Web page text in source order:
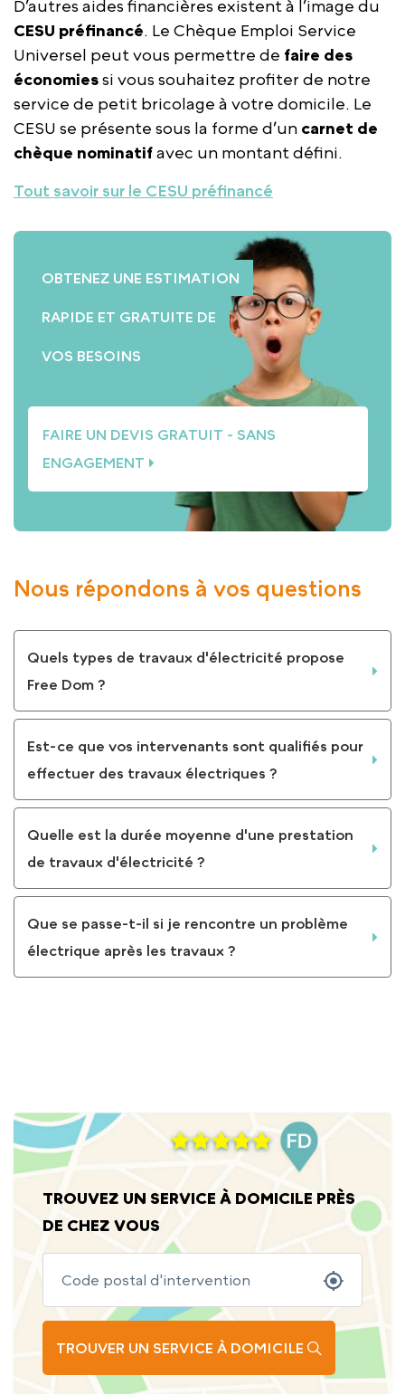
D’autres aides financières existent à l’image du
CESU préfinancé. Le Chèque Emploi Service
Universel peut vous permettre de faire des
économiessi vous souhaitez profiter de notre
service de petit bricolage à votre domicile. Le
CESU se présente sous la forme d’un carnet de
chèque nominatifavec un montant défini.
Tout savoir sur le CESU préfinancé
OBTENEZ UNE ESTIMATION
RAPIDE ET GRATUITE DE
VOS BESOINS
FAIRE UN DEVIS GRATUIT - SANS
ENGAGEMENT
Nous répondons à vos questions
Quels types de travaux d'électricité propose
Free Dom ?
Est-ce que vos intervenants sont qualifiés pour
effectuer des travaux électriques ?
Quelle est la durée moyenne d'une prestation
de travaux d'électricité ?
Que se passe-t-il si je rencontre un problème
électrique après les travaux ?
TROUVEZ UN SERVICE À DOMICILE PRÈS
DE CHEZ VOUS
TROUVER UN SERVICE À DOMICILE